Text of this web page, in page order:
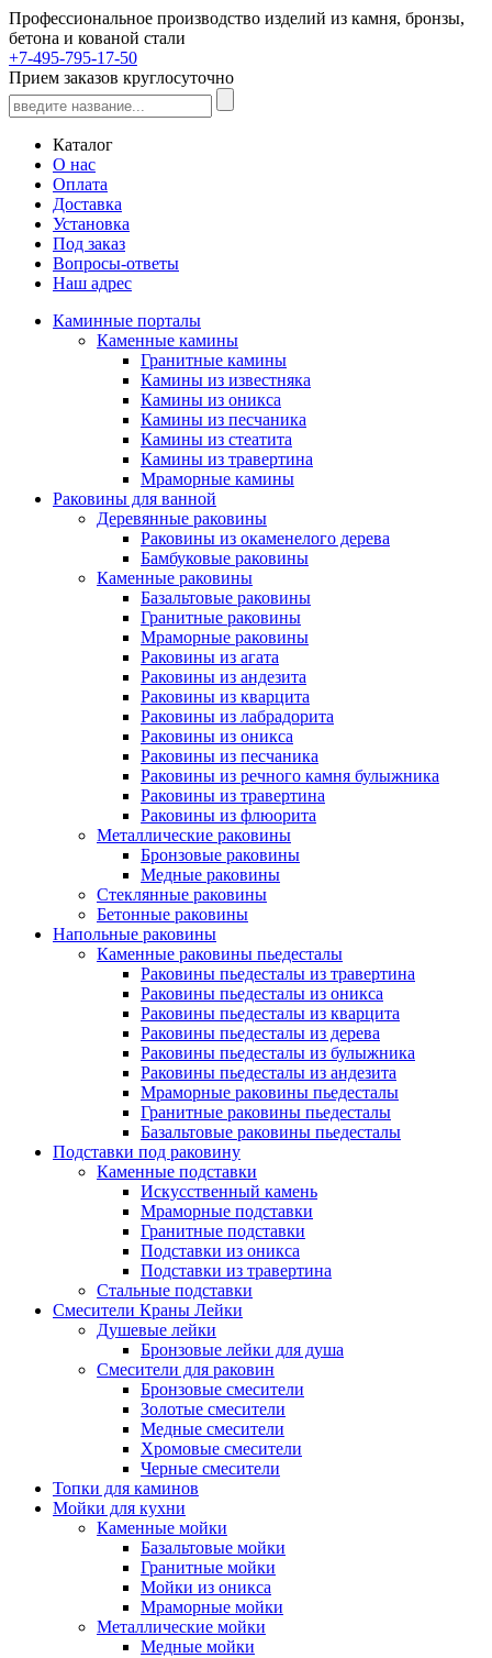
Профессиональное производство изделий из камня, бронзы,
бетона и кованой стали
+7-495-795-17-50
Прием заказов круглосуточно
Каталог
О нас
Оплата
Доставка
Установка
Под заказ
Вопросы-ответы
Наш адрес
Каминные порталы
Каменные камины
Гранитные камины
Камины из известняка
Камины из оникса
Камины из песчаника
Камины из стеатита
Камины из травертина
Мраморные камины
Раковины для ванной
Деревянные раковины
Раковины из окаменелого дерева
Бамбуковые раковины
Каменные раковины
Базальтовые раковины
Гранитные раковины
Мраморные раковины
Раковины из агата
Раковины из андезита
Раковины из кварцита
Раковины из лабрадорита
Раковины из оникса
Раковины из песчаника
Раковины из речного камня булыжника
Раковины из травертина
Раковины из флюорита
Металлические раковины
Бронзовые раковины
Медные раковины
Стеклянные раковины
Бетонные раковины
Напольные раковины
Каменные раковины пьедесталы
Раковины пьедесталы из травертина
Раковины пьедесталы из оникса
Раковины пьедесталы из кварцита
Раковины пьедесталы из дерева
Раковины пьедесталы из булыжника
Раковины пьедесталы из андезита
Мраморные раковины пьедесталы
Гранитные раковины пьедесталы
Базальтовые раковины пьедесталы
Подставки под раковину
Каменные подставки
Искусственный камень
Мраморные подставки
Гранитные подставки
Подставки из оникса
Подставки из травертина
Стальные подставки
Смесители Краны Лейки
Душевые лейки
Бронзовые лейки для душа
Смесители для раковин
Бронзовые смесители
Золотые смесители
Медные смесители
Хромовые смесители
Черные смесители
Топки для каминов
Мойки для кухни
Каменные мойки
Базальтовые мойки
Гранитные мойки
Мойки из оникса
Мраморные мойки
Металлические мойки
Медные мойки